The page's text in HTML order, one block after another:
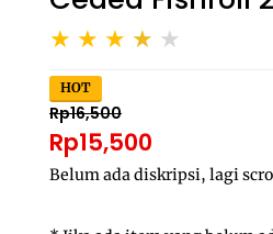
HOT
Rp16,500
Rp15,500
Belum ada diskripsi, lagi